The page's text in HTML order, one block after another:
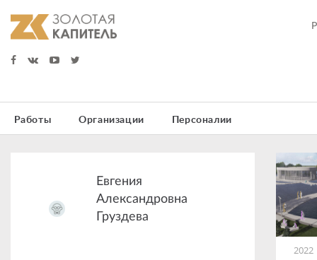
Работы Организации Персоналии
Евгения
Александровна
Груздева
2022